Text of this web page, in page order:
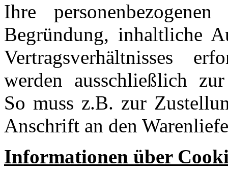
Ihre
Begründung, inhaltliche
Vertragsverhältnisses
werden ausschließlich
So muss z.B. zur
Anschrift an den
Informationen über